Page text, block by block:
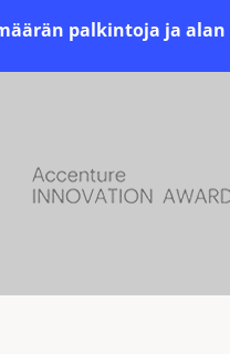
palkintoja ja